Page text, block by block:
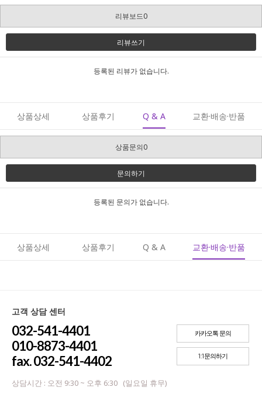
리뷰보드0
리뷰쓰기
등록된 리뷰가 없습니다.
상품상세 상품후기 Q & A 교환·배송·반품
상품문의0
문의하기
등록된 문의가 없습니다.
상품상세 상품후기 Q & A 교환·배송·반품
고객 상담 센터
032-541-4401
010-8873-4401
fax. 032-541-4402
상담시간 : 오전 9:30 ~ 오후 6:30 (일요일 휴무)
카카오톡 문의
1:1문의하기